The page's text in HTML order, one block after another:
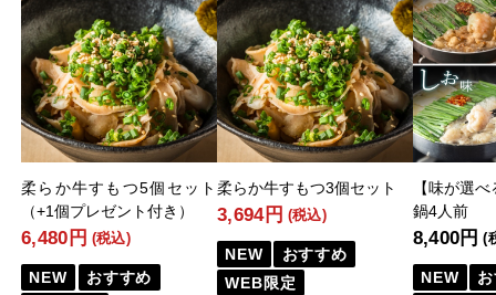
柔らか牛すもつ5個セット
（+1個プレゼント付き）
6,480円 (税込)
NEW
おすすめ
柔らか牛すもつ3個セット
3,694円 (税込)
NEW
おすすめ
WEB限定
【味が選
鍋4人前
8,400円 (
NEW